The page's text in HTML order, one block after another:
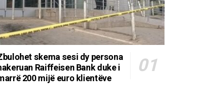
skema sesi dy persona
Raiffeisen Bank duke i
200 mijë euro klientëve